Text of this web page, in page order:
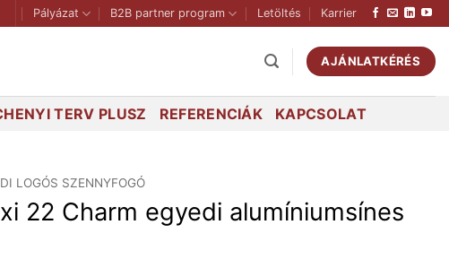
Pályázat B2B partner program Letöltés Karrier
AJÁNLATKÉRÉS
TERV PLUSZ REFERENCIÁK KAPCSOLAT
LOGÓS SZENNYFOGÓ
22 Charm egyedi alumíniumsínes